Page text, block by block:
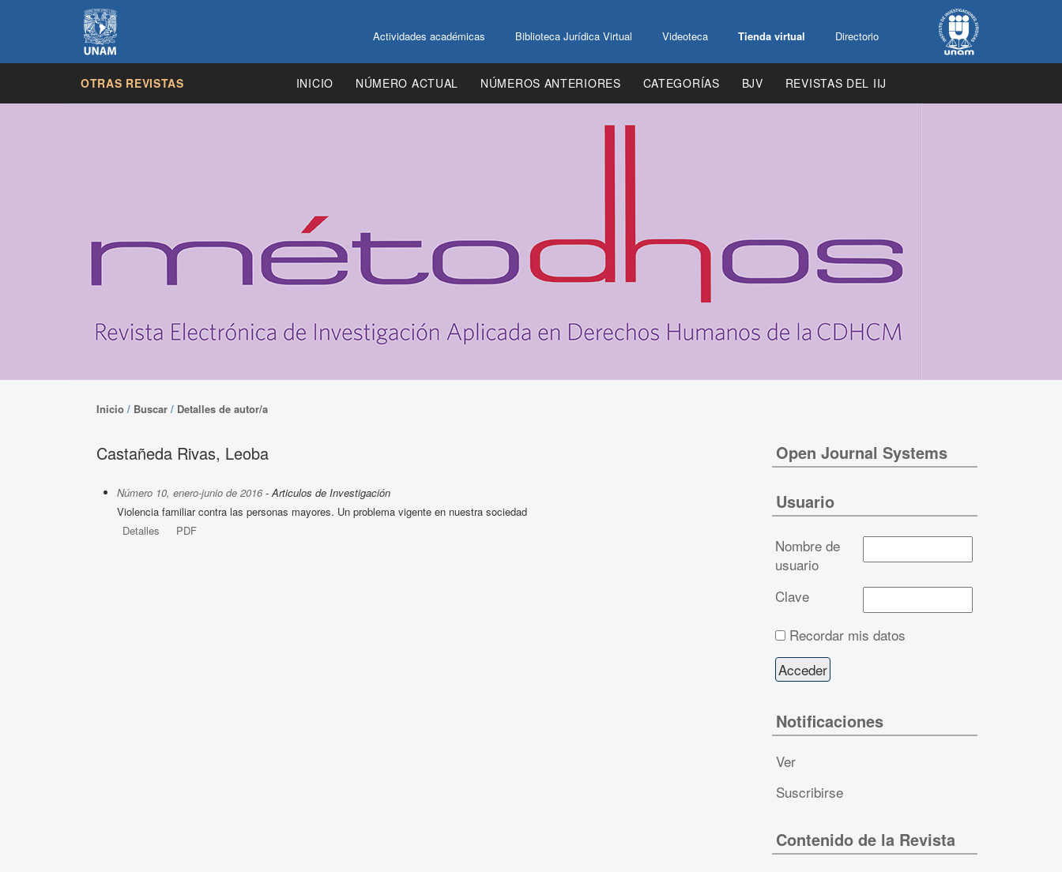
Actividades académicas Biblioteca Jurídica Virtual Videoteca Tienda virtual Directorio
OTRAS REVISTAS INICIO NÚMERO ACTUAL NÚMEROS ANTERIORES CATEGORÍAS BJV REVISTAS DEL IIJ
Inicio / Buscar / Detalles de autor/a
Castañeda Rivas, Leoba
Número 10, enero-junio de 2016- Articulos de Investigación
Violencia familiar contra las personas mayores. Un problema vigente en nuestra sociedad
Detalles
PDF
Open Journal Systems
Usuario
Nombre de
usuario
Clave
Recordar mis datos
Notificaciones
Ver
Suscribirse
Contenido de la Revista